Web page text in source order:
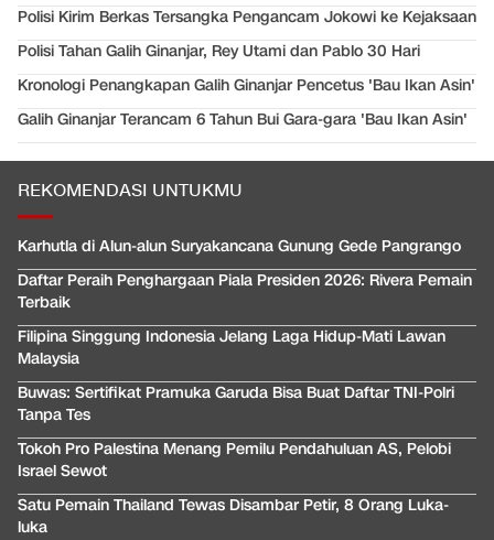
Polisi Kirim Berkas Tersangka Pengancam Jokowi ke Kejaksaan
Polisi Tahan Galih Ginanjar, Rey Utami dan Pablo 30 Hari
Kronologi Penangkapan Galih Ginanjar Pencetus 'Bau Ikan Asin'
Galih Ginanjar Terancam 6 Tahun Bui Gara-gara 'Bau Ikan Asin'
REKOMENDASI UNTUKMU
Karhutla di Alun-alun Suryakancana Gunung Gede Pangrango
Daftar Peraih Penghargaan Piala Presiden 2026: Rivera Pemain
Terbaik
Filipina Singgung Indonesia Jelang Laga Hidup-Mati Lawan
Malaysia
Buwas: Sertifikat Pramuka Garuda Bisa Buat Daftar TNI-Polri
Tanpa Tes
Tokoh Pro Palestina Menang Pemilu Pendahuluan AS, Pelobi
Israel Sewot
Satu Pemain Thailand Tewas Disambar Petir, 8 Orang Luka-
luka